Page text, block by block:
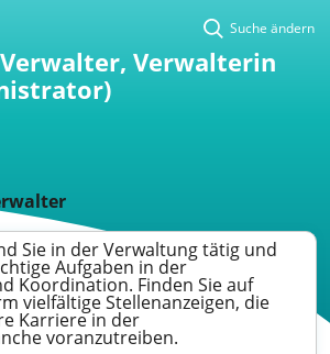
Suche ändern
Verwalter, Verwalterin
Sie in der Verwaltung tätig und
Aufgaben in der
Koordination. Finden Sie auf
vielfältige Stellenanzeigen, die
Karriere in der
voranzutreiben.